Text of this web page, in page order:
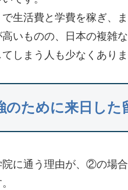
生活費と学費を稼ぎ、
いものの、日本の複雑
しまう人も少なくありま
ために来日した
院に通う理由が、②の場